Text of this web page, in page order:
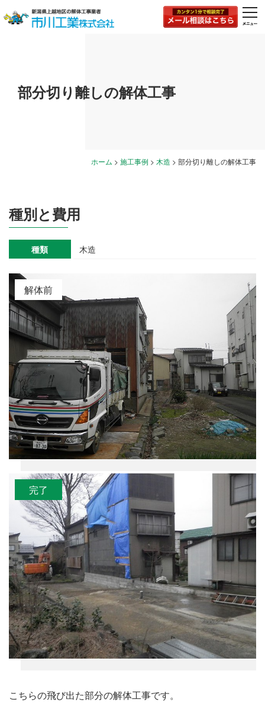
部分切り離しの解体工事
ホーム > 施工事例 > 木造 > 部分切り離しの解体工事
種別と費用
種類 木造
解体前
完了
こちらの飛び出た部分の解体工事です。